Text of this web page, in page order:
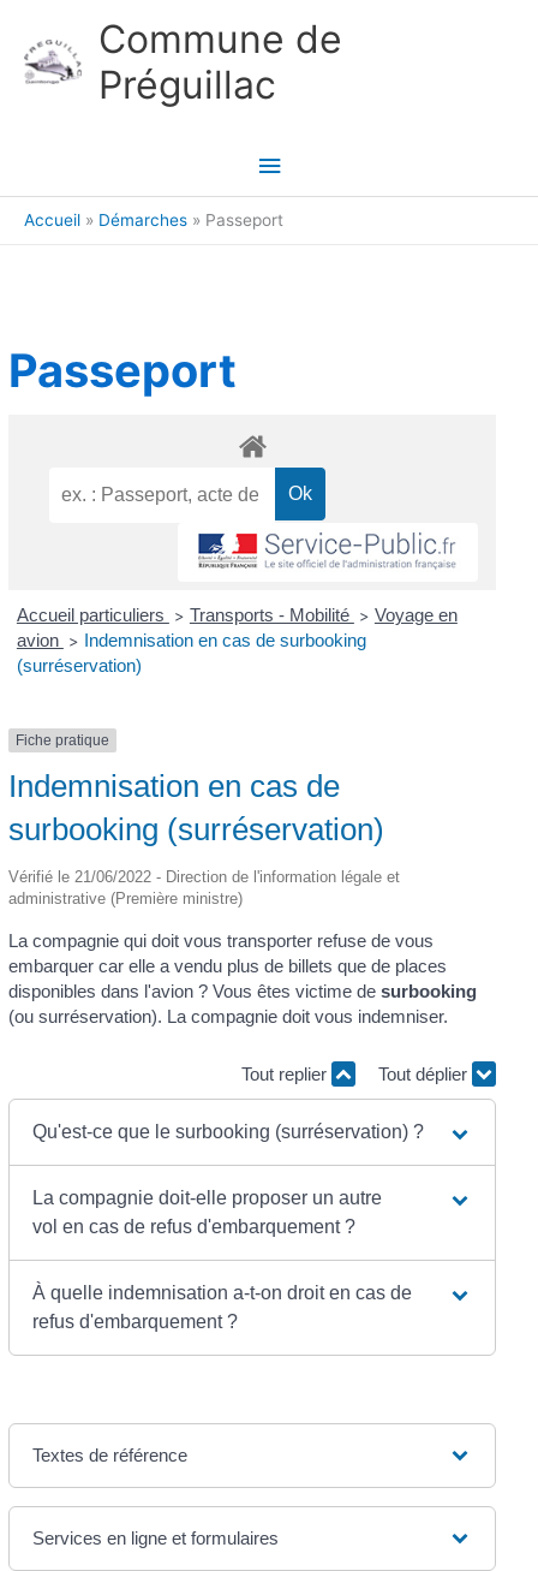
Commune de
Préguillac
Menu
principal
Accueil Démarches Passeport
Passeport
Accueil particuliers > Transports - Mobilité > Voyage en
avion > Indemnisation en cas de surbooking
(surréservation)
Fiche pratique
Indemnisation en cas de
surbooking (surréservation)
Vérifié le 21/06/2022 - Direction de l'information légale et
administrative (Première ministre)
La compagnie qui doit vous transporter refuse de vous
embarquer car elle a vendu plus de billets que de places
disponibles dans l'avion ? Vous êtes victime desurbooking
(ou surréservation). La compagnie doit vous indemniser.
Tout replier Tout déplier
Qu'est-ce que le surbooking (surréservation) ?
La compagnie doit-elle proposer un autre
vol en cas de refus d'embarquement ?
À quelle indemnisation a-t-on droit en cas de
refus d'embarquement ?
Textes de référence
Services en ligne et formulaires